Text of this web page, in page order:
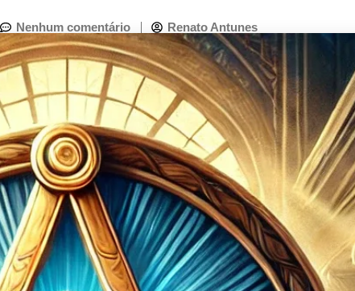
Nenhum comentário Renato Antunes